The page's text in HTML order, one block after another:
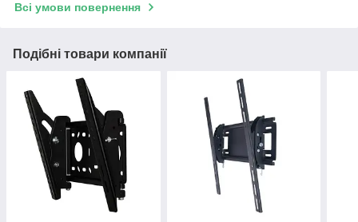
Всі умови повернення
Подібні товари компанії